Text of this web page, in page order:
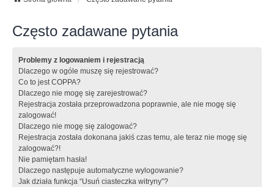
Często zadawane pytania
Problemy z logowaniem i rejestracją
Dlaczego w ogóle muszę się rejestrować?
Co to jest COPPA?
Dlaczego nie mogę się zarejestrować?
Rejestracja została przeprowadzona poprawnie, ale nie mogę się
zalogować!
Dlaczego nie mogę się zalogować?
Rejestracja została dokonana jakiś czas temu, ale teraz nie mogę się
zalogować?!
Nie pamiętam hasła!
Dlaczego następuje automatyczne wylogowanie?
Jak działa funkcja “Usuń ciasteczka witryny”?